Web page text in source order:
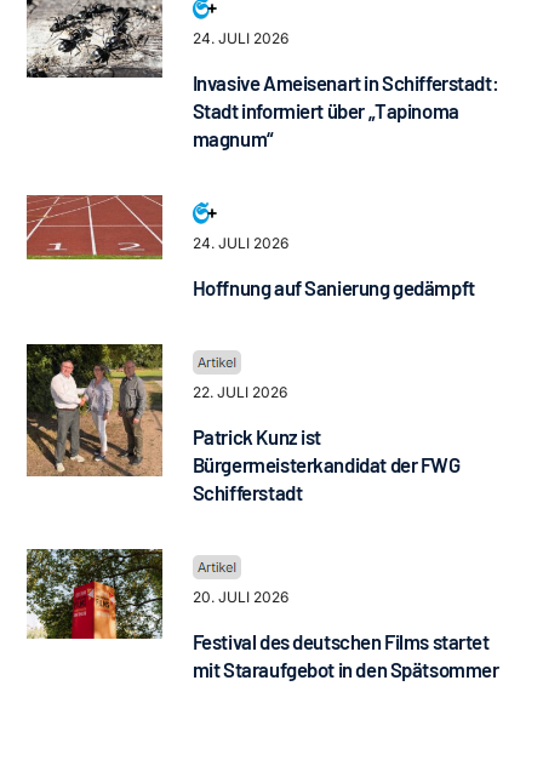
24. JULI 2026
Invasive Ameisenart in Schifferstadt:
Stadt informiert über „Tapinoma
magnum“
24. JULI 2026
Hoffnung auf Sanierung gedämpft
22. JULI 2026
Patrick Kunz ist
Bürgermeisterkandidat der FWG
Schifferstadt
20. JULI 2026
Festival des deutschen Films startet
mit Staraufgebot in den Spätsommer